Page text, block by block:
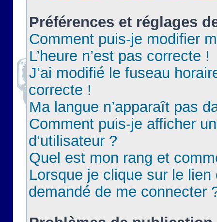
Préférences et réglages
Comment puis-je modifier
L’heure n’est pas correcte !
J’ai modifié le fuseau
correcte !
Ma langue n’apparaît pas
Comment puis-je afficher
d’utilisateur ?
Quel est mon rang et
Lorsque je clique sur le lien
demandé de me connecter